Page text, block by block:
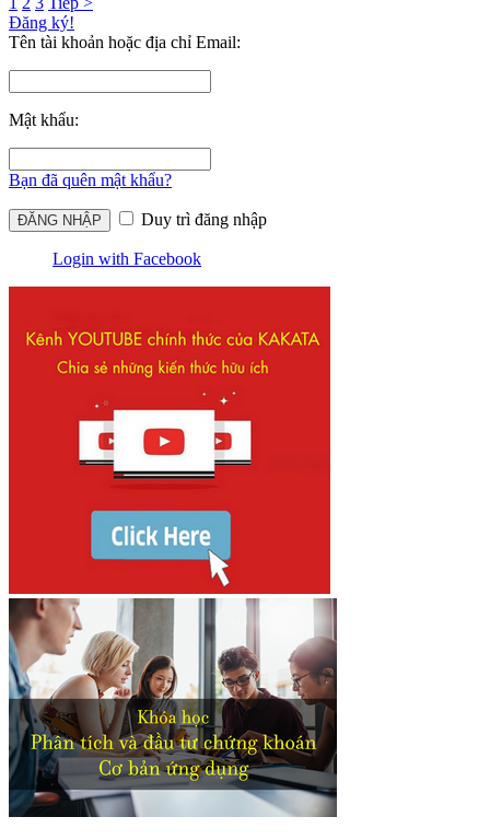
Đăng ký!
Tên tài khoản hoặc địa chỉ Email:
Mật khẩu:
Bạn đã quên mật khẩu?
Duy trì đăng nhập
Login with Facebook